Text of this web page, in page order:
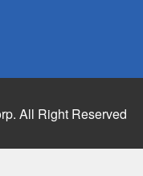
All Right Reserved